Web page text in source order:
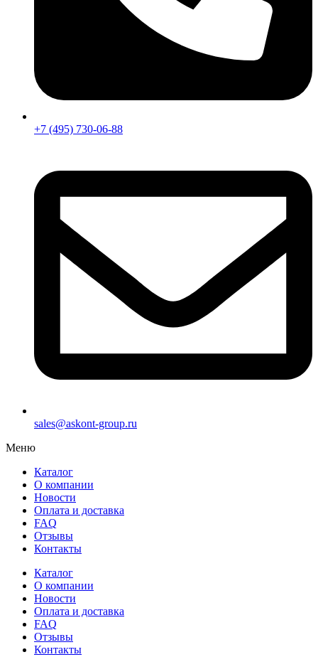
+7 (495) 730-06-88
sales@askont-group.ru
Меню
Каталог
О компании
Новости
Оплата и доставка
FAQ
Отзывы
Контакты
Каталог
О компании
Новости
Оплата и доставка
FAQ
Отзывы
Контакты